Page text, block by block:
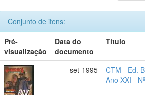
Conjunto de itens:
Pré-
visualização
Data do
documento
Título
set-1995
CTM - Ed.
Ano XXI -